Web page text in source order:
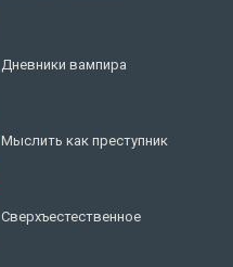
Дневники вампира
Мыслить как преступник
Сверхъестественное